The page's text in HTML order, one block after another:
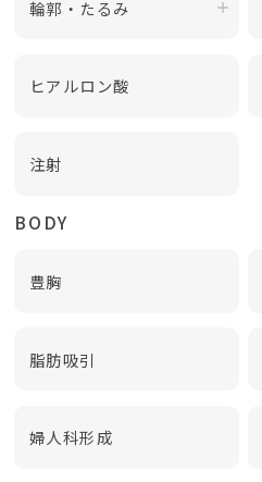
輪郭・たるみ
ヒアルロン酸
注射
BODY
豊胸
脂肪吸引
婦人科形成